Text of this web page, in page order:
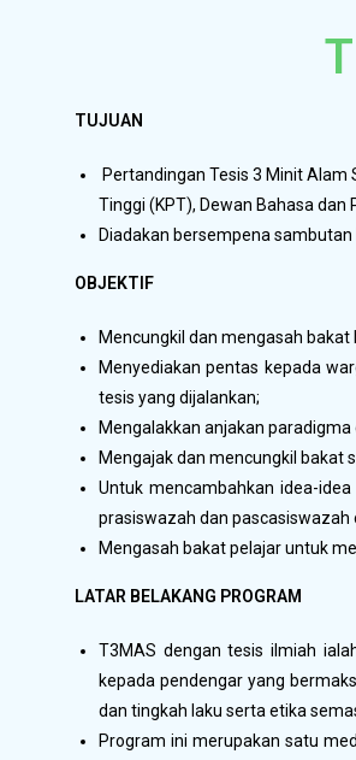
TUJUAN
Pertandingan Tesis 3 Minit
Tinggi (KPT), Dewan Bahasa dan
Diadakan bersempena
OBJEKTIF
Mencungkil dan mengasah
Menyediakan pentas kepada
tesis yang dijalankan;
Mengalakkan anjakan
Mengajak dan mencungkil bakat
Untuk mencambahkan idea-
prasiswazah dan pascasiswazah
Mengasah bakat pelajar untuk
LATAR BELAKANG PROGRAM
T3MAS dengan tesis ilmiah
kepada pendengar yang
dan tingkah laku serta etika
Program ini merupakan satu